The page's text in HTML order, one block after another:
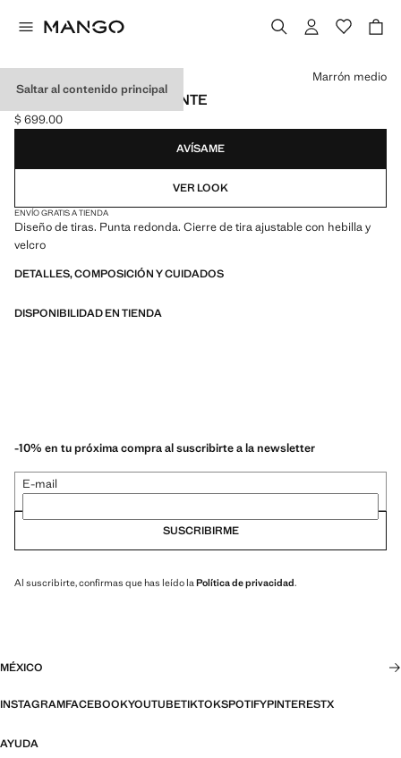
Saltar al contenido principal
SANDALIA TIRAS VOLANTE
Precio actual [$ 699.00 ]
$ 699.00
Selecciona un color
Marrón medio
AVÍSAME
VER LOOK
ENVÍO GRATIS A TIENDA
Diseño de tiras. Punta redonda. Cierre de tira ajustable con hebilla y
velcro
DETALLES, COMPOSICIÓN Y CUIDADOS
DISPONIBILIDAD EN TIENDA
-10% en tu próxima compra al suscribirte a la newsletter
E-mail
SUSCRIBIRME
Al suscribirte, confirmas que has leído la Política de privacidad.
MÉXICO
INSTAGRAMFACEBOOKYOUTUBETIKTOKSPOTIFYPINTERESTX
AYUDA